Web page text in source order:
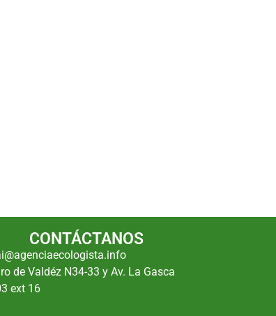
CONTÁCTANOS
de Valdéz N34-33 y Av. La Gasca
ext 16